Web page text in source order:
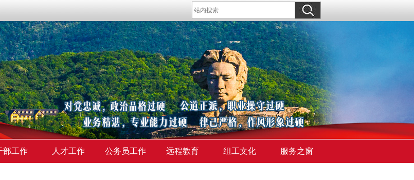
部工作 人才工作 公务员工作 远程教育 组工文化 服务之窗